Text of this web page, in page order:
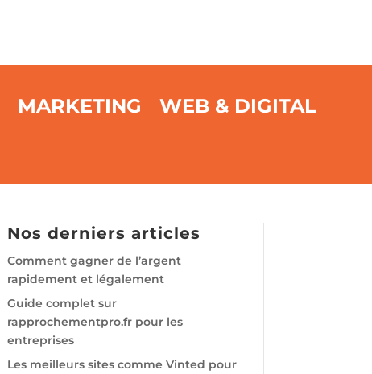
MARKETING
WEB & DIGITAL
Nos derniers articles
Comment gagner de l’argent
rapidement et légalement
Guide complet sur
rapprochementpro.fr pour les
entreprises
Les meilleurs sites comme Vinted pour